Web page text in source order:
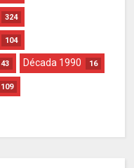
324
104
43 Década 1990 16
109